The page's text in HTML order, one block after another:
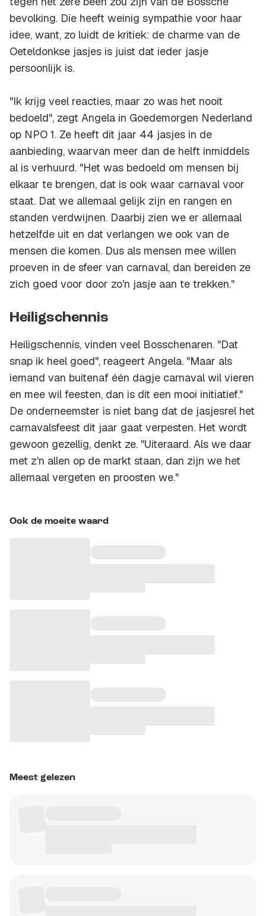
bevolking. Die heeft weinig sympathie voor haar
idee, want, zo luidt de kritiek: de charme van de
Oeteldonkse jasjes is juist dat ieder jasje
persoonlijk is.
"Ik krijg veel reacties, maar zo was het nooit
bedoeld", zegt Angela in Goedemorgen Nederland
op NPO 1. Ze heeft dit jaar 44 jasjes in de
aanbieding, waarvan meer dan de helft inmiddels
al is verhuurd. "Het was bedoeld om mensen bij
elkaar te brengen, dat is ook waar carnaval voor
staat. Dat we allemaal gelijk zijn en rangen en
standen verdwijnen. Daarbij zien we er allemaal
hetzelfde uit en dat verlangen we ook van de
mensen die komen. Dus als mensen mee willen
proeven in de sfeer van carnaval, dan bereiden ze
zich goed voor door zo'n jasje aan te trekken."
Heiligschennis
Heiligschennis, vinden veel Bosschenaren. "Dat
snap ik heel goed", reageert Angela. "Maar als
iemand van buitenaf één dagje carnaval wil vieren
en mee wil feesten, dan is dit een mooi initiatief."
De onderneemster is niet bang dat de jasjesrel het
carnavalsfeest dit jaar gaat verpesten. Het wordt
gewoon gezellig, denkt ze. "Uiteraard. Als we daar
met z'n allen op de markt staan, dan zijn we het
allemaal vergeten en proosten we."
Ook de moeite waard
Meest gelezen